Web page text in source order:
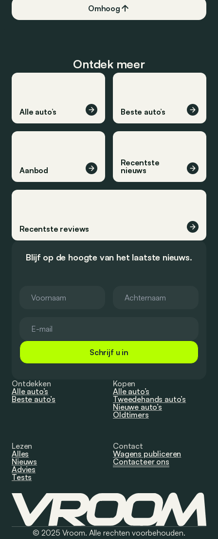
Omhoog
Ontdek meer
Alle auto’s Beste auto’s
Aanbod
Recentste
nieuws
Recentste reviews
Blijf op de hoogte van het laatste nieuws.
Schrijf u in
Ontdekken
Alle auto’s
Beste auto’s
Kopen
Alle auto’s
Tweedehands auto’s
Nieuwe auto’s
Oldtimers
Lezen
Alles
Nieuws
Advies
Tests
Contact
Wagens publiceren
Contacteer ons
© 2025 Vroom. Alle rechten voorbehouden.